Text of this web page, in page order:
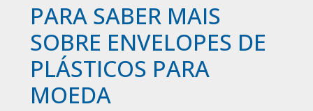
PARA SABER MAIS
SOBRE ENVELOPES DE
PLÁSTICOS PARA
MOEDA